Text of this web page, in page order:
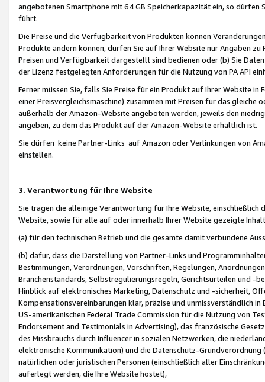
angebotenen Smartphone mit 64 GB Speicherkapazität ein, so dürfen
führt.
Die Preise und die Verfügbarkeit von Produkten können
Produkte ändern können, dürfen Sie auf Ihrer Website nur Angaben
Preisen und Verfügbarkeit dargestellt sind bedienen oder (b) Sie
der Lizenz festgelegten Anforderungen für die Nutzung von PA API
Ferner müssen Sie, falls Sie Preise für ein Produkt auf Ihrer Website
einer Preisvergleichsmaschine) zusammen mit Preisen für das
außerhalb der Amazon-Website angeboten werden, jeweils den
angeben, zu dem das Produkt auf der Amazon-Website erhältlich ist.
Sie dürfen keine Partner-Links auf Amazon oder Verlinkungen von
einstellen.
3. Verantwortung für Ihre Website
Sie tragen die alleinige Verantwortung für Ihre Website,
Website, sowie für alle auf oder innerhalb Ihrer Website gezeigte
(a) für den technischen Betrieb und die gesamte damit verbundene
(b) dafür, dass die Darstellung von Partner-Links und
Bestimmungen, Verordnungen, Vorschriften, Regelungen,
Branchenstandards, Selbstregulierungsregeln, Gerichtsurteilen und -
Hinblick auf elektronisches Marketing, Datenschutz und -sicherheit,
Kompensationsvereinbarungen klar, präzise und unmissverständlich
US-amerikanischen Federal Trade Commission für die Nutzung von
Endorsement and Testimonials in Advertising), das französische
des Missbrauchs durch Influencer in sozialen Netzwerken, die
elektronische Kommunikation) und die Datenschutz-
natürlichen oder juristischen Personen (einschließlich aller
auferlegt werden, die Ihre Website hostet),